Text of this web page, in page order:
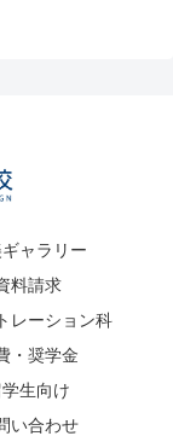
ャラリー
料請求
レーション科
・奨学金
学生向け
い合わせ